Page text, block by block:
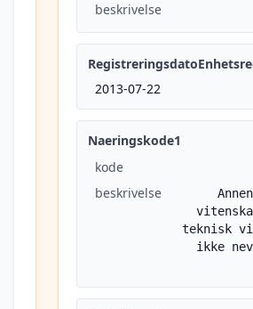
beskrivelse
2013-07-22
Naeringskode1
kode
beskrivelse
teknisk
ikke